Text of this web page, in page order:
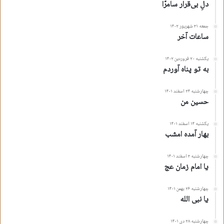
تو دلیل خلقت احمدی تو برای فاطمه آمدی
تو چه کرده ای به دلاوری به چه منصبی به چه مسندی
تو به لحظه ای نشدی جدا زمحیط بحر فنا علی
دلِ بی‌قرار سامرّا
جمعه ۳۱ شهریور ۱۴۰۲
ساعات آخر
یکشنبه ۲۰ فروردین ۱۴۰۲
به تو پناه آوردم
چهارشنبه ۲۴ اسفند ۱۴۰۱
حسین من
یکشنبه ۱۴ اسفند ۱۴۰۱
بهار آمده امشب
چهارشنبه ۳ اسفند ۱۴۰۱
یا امام زمان عج
چهارشنبه ۲۶ بهمن ۱۴۰۱
یا نبی الله
چهارشنبه ۲۸ دی ۱۴۰۱